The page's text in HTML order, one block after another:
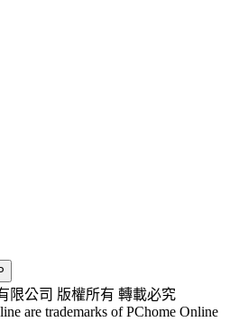
限公司 版權所有 轉載必究
are trademarks of PChome Online